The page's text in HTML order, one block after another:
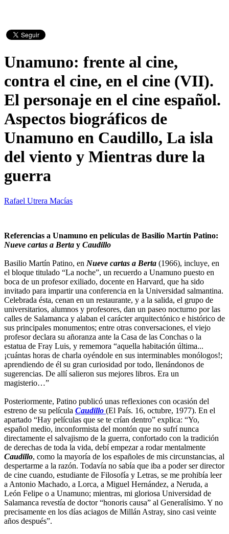
Unamuno: frente al cine,
contra el cine, en el cine (VII).
El personaje en el cine español.
Aspectos biográficos de
Unamuno en Caudillo, La isla
del viento y Mientras dure la
guerra
Rafael Utrera Macías
Referencias a Unamuno en películas de Basilio Martín Patino:
Nueve cartas a Berta y Caudillo
Basilio Martín Patino, en Nueve cartas a Berta (1966), incluye, en
el bloque titulado “La noche”, un recuerdo a Unamuno puesto en
boca de un profesor exiliado, docente en Harvard, que ha sido
invitado para impartir una conferencia en la Universidad salmantina.
Celebrada ésta, cenan en un restaurante, y a la salida, el grupo de
universitarios, alumnos y profesores, dan un paseo nocturno por las
calles de Salamanca y alaban el carácter arquitectónico e histórico de
sus principales monumentos; entre otras conversaciones, el viejo
profesor declara su añoranza ante la Casa de las Conchas o la
estatua de Fray Luis, y rememora “aquella habitación última...
¡cuántas horas de charla oyéndole en sus interminables monólogos!;
aprendiendo de él su gran curiosidad por todo, llenándonos de
sugerencias. De allí salieron sus mejores libros. Era un
magisterio…”
Posteriormente, Patino publicó unas reflexiones con ocasión del
estreno de su película Caudillo (El País. 16, octubre, 1977). En el
apartado “Hay películas que se te crían dentro” explica: “Yo,
español medio, inconformista del montón que no sufrí nunca
directamente el salvajismo de la guerra, confortado con la tradición
de derechas de toda la vida, debí empezar a rodar mentalmente
Caudillo, como la mayoría de los españoles de mis circunstancias, al
despertarme a la razón. Todavía no sabía que iba a poder ser director
de cine cuando, estudiante de Filosofía y Letras, se me prohibía leer
a Antonio Machado, a Lorca, a Miguel Hernández, a Neruda, a
León Felipe o a Unamuno; mientras, mi gloriosa Universidad de
Salamanca revestía de doctor “honoris causa” al Generalísimo. Y no
precisamente en los días aciagos de Millán Astray, sino casi veinte
años después”.